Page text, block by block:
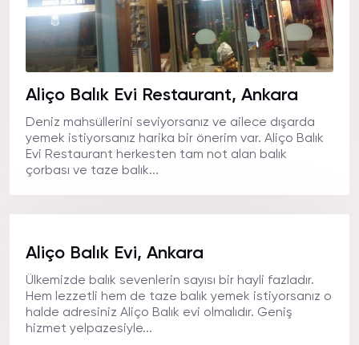
Aliço Balık Evi Restaurant, Ankara
Deniz mahsüllerini seviyorsanız ve ailece dışarda
yemek istiyorsanız harika bir önerim var. Aliço Balık
Evi Restaurant herkesten tam not alan balık
çorbası ve taze balık...
Aliço Balık Evi, Ankara
Ülkemizde balık sevenlerin sayısı bir hayli fazladır.
Hem lezzetli hem de taze balık yemek istiyorsanız o
halde adresiniz Aliço Balık evi olmalıdır. Geniş
hizmet yelpazesiyle...